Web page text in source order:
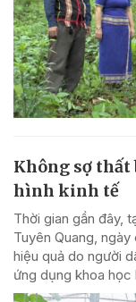
Không sợ
hình kinh tế
Thời gian gần đây,
Tuyên Quang,
hiệu quả do người
ứng dụng khoa học